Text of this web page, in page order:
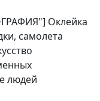
Оклейка
самолета
людей